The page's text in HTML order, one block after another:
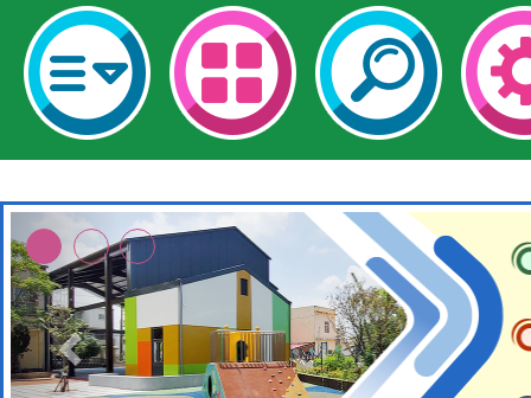
本校115學年度第2次